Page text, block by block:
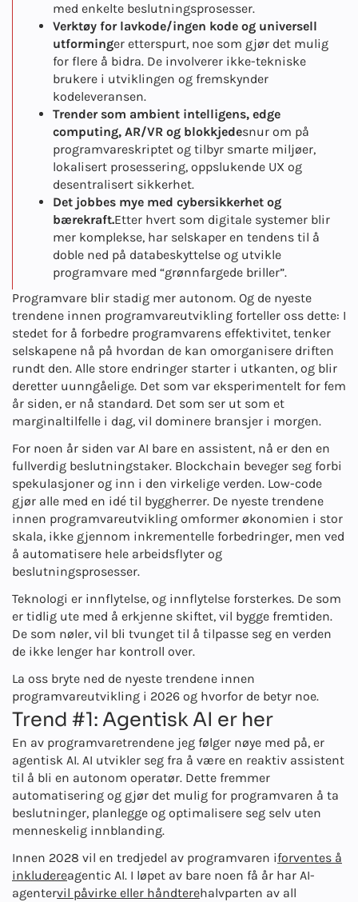
med enkelte beslutningsprosesser.
Verktøy for lavkode/ingen kode og universell
utforminger etterspurt, noe som gjør det mulig
for flere å bidra. De involverer ikke-tekniske
brukere i utviklingen og fremskynder
kodeleveransen.
Trender som ambient intelligens, edge
computing, AR/VR og blokkjedesnur om på
programvareskriptet og tilbyr smarte miljøer,
lokalisert prosessering, oppslukende UX og
desentralisert sikkerhet.
Det jobbes mye med cybersikkerhet og
bærekraft.Etter hvert som digitale systemer blir
mer komplekse, har selskaper en tendens til å
doble ned på databeskyttelse og utvikle
programvare med “grønnfargede briller”.
Programvare blir stadig mer autonom. Og de nyeste
trendene innen programvareutvikling forteller oss dette: I
stedet for å forbedre programvarens effektivitet, tenker
selskapene nå på hvordan de kan omorganisere driften
rundt den. Alle store endringer starter i utkanten, og blir
deretter uunngåelige. Det som var eksperimentelt for fem
år siden, er nå standard. Det som ser ut som et
marginaltilfelle i dag, vil dominere bransjer i morgen.
For noen år siden var AI bare en assistent, nå er den en
fullverdig beslutningstaker. Blockchain beveger seg forbi
spekulasjoner og inn i den virkelige verden. Low-code
gjør alle med en idé til byggherrer. De nyeste trendene
innen programvareutvikling omformer økonomien i stor
skala, ikke gjennom inkrementelle forbedringer, men ved
å automatisere hele arbeidsflyter og
beslutningsprosesser.
Teknologi er innflytelse, og innflytelse forsterkes. De som
er tidlig ute med å erkjenne skiftet, vil bygge fremtiden.
De som nøler, vil bli tvunget til å tilpasse seg en verden
de ikke lenger har kontroll over.
La oss bryte ned de nyeste trendene innen
programvareutvikling i 2026 og hvorfor de betyr noe.
Trend #1: Agentisk AI er her
En av programvaretrendene jeg følger nøye med på, er
agentisk AI. AI utvikler seg fra å være en reaktiv assistent
til å bli en autonom operatør. Dette fremmer
automatisering og gjør det mulig for programvaren å ta
beslutninger, planlegge og optimalisere seg selv uten
menneskelig innblanding.
Innen 2028 vil en tredjedel av programvaren iforventes å
inkludereagentic AI. I løpet av bare noen få år har AI-
agentervil påvirke eller håndterehalvparten av all